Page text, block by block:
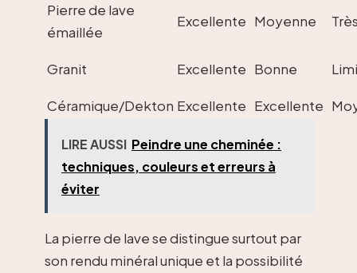
Pierre de lave
émaillée
Excellente Moyenne
Granit Excellente Bonne
Céramique/Dekton Excellente Excellente
LIRE AUSSI Peindre une cheminée :
techniques, couleurs et erreurs à
éviter
La pierre de lave se distingue surtout par
son rendu minéral unique et la possibilité